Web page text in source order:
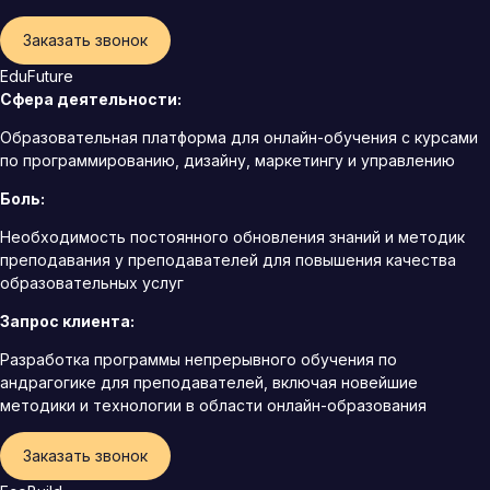
Заказать звонок
EduFuture
Сфера деятельности:
Образовательная платформа для онлайн-обучения с курсами
по программированию, дизайну, маркетингу и управлению
Боль:
Необходимость постоянного обновления знаний и методик
преподавания у преподавателей для повышения качества
образовательных услуг
Запрос клиента:
Разработка программы непрерывного обучения по
андрагогике для преподавателей, включая новейшие
методики и технологии в области онлайн-образования
Заказать звонок